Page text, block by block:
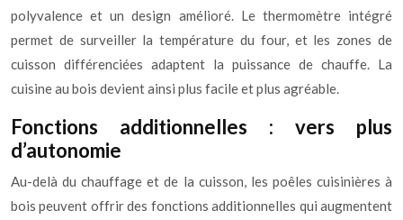
polyvalence et un design amélioré. Le thermomètre intégré
permet de surveiller la température du four, et les zones de
cuisson différenciées adaptent la puissance de chauffe. La
cuisine au bois devient ainsi plus facile et plus agréable.
Fonctions additionnelles : vers plus
d’autonomie
Au-delà du chauffage et de la cuisson, les poêles cuisinières à
bois peuvent offrir des fonctions additionnelles qui augmentent